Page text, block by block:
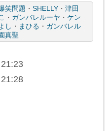
笑問題 ・ SHELLY・ 津田
・ ガンバレルーヤ ・ ケン
し ・ まひる ・ ガンバレル
真聖